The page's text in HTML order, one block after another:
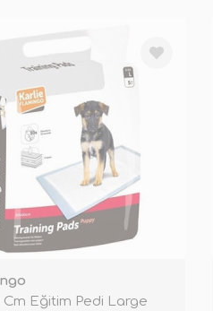
Cm Eğitim Pedi Large